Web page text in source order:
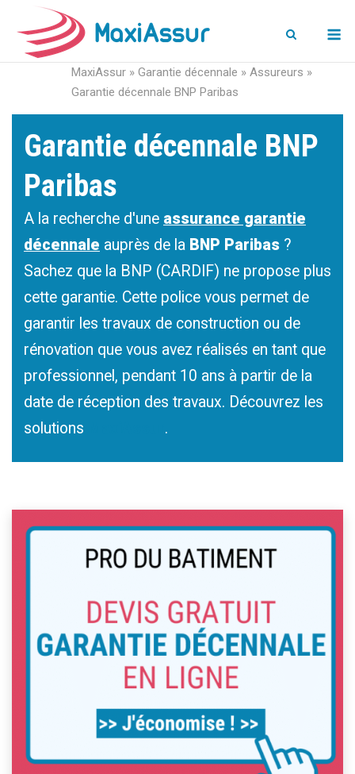
MaxiAssur » Garantie décennale » Assureurs »
Garantie décennale BNP Paribas
Garantie décennale BNP
Paribas
A la recherche d'une assurance garantie
décennale auprès de la BNP Paribas ?
Sachez que la BNP (CARDIF) ne propose plus
cette garantie. Cette police vous permet de
garantir les travaux de construction ou de
rénovation que vous avez réalisés en tant que
professionnel, pendant 10 ans à partir de la
date de réception des travaux. Découvrez les
solutions
.